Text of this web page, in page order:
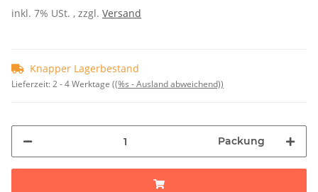
inkl. 7% USt. , zzgl. Versand
Knapper Lagerbestand
Lieferzeit:2 - 4 Werktage ((%s - Ausland abweichend))
Packung